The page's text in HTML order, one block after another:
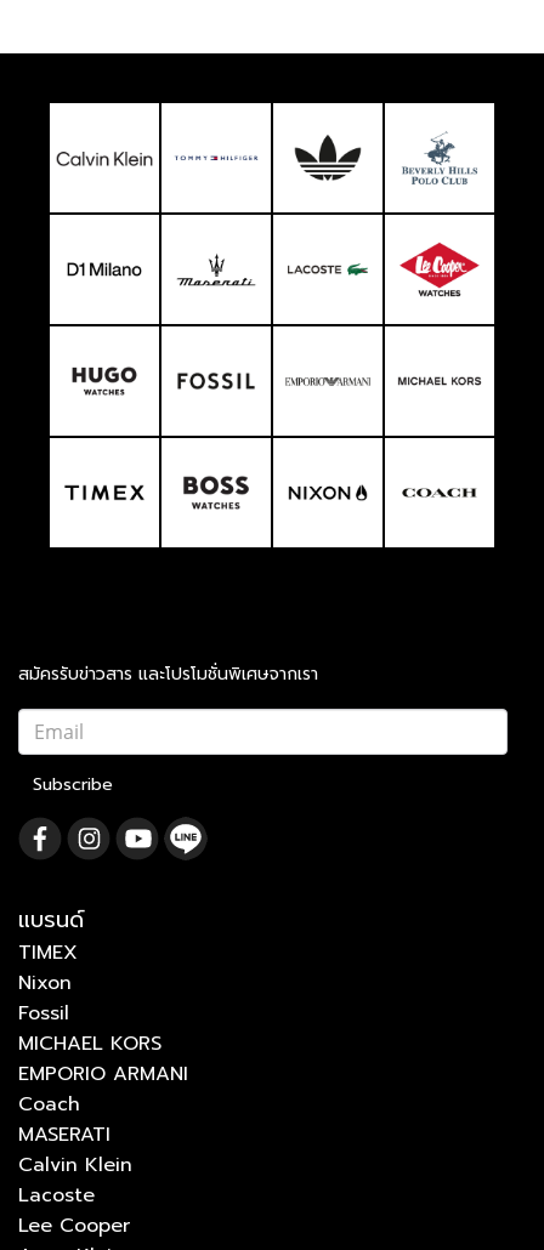
สมัครรับข่าวสาร และโปรโมชั่นพิเศษจากเรา
Subscribe
แบรนด์
TIMEX
Nixon
Fossil
MICHAEL KORS
EMPORIO ARMANI
Coach
MASERATI
Calvin Klein
Lacoste
Lee Cooper